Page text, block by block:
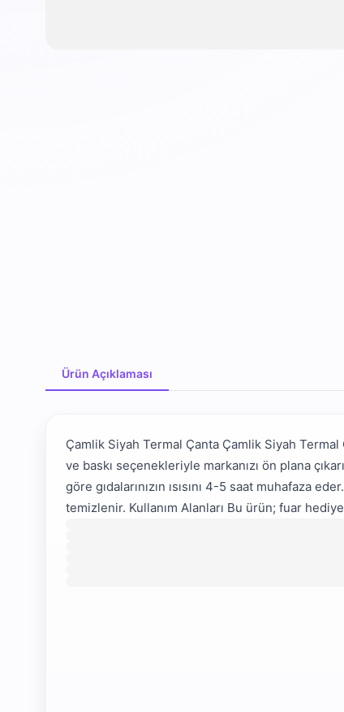
Ürün Açıklaması
Çamlik Siyah Termal Çanta Çamlik Siyah
ve baskı seçenekleriyle markanızı ön plana
göre gıdalarınızın ısısını 4-5 saat muhafaza
temizlenir. Kullanım Alanları Bu ürün; fuar